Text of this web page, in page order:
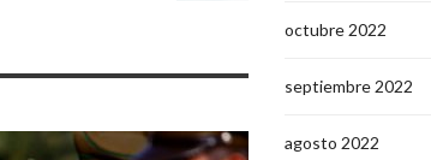
octubre 2022
septiembre 2022
agosto 2022